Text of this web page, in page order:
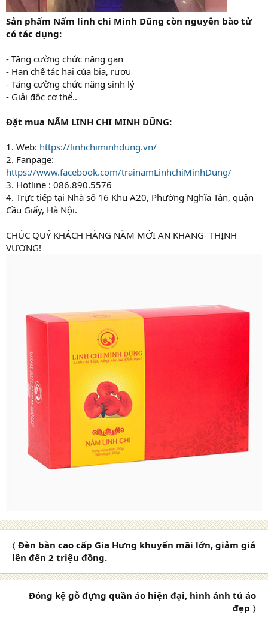
Sản phẩm Nấm linh chi Minh Dũng còn nguyên bào tử
có tác dụng:
- Tăng cường chức năng gan
- Hạn chế tác hại của bia, rượu
- Tăng cường chức năng sinh lý
- Giải độc cơ thể..
Đặt mua NẤM LINH CHI MINH DŨNG:
1. Web: https://linhchiminhdung.vn/
2. Fanpage:
https://www.facebook.com/trainamLinhchiMinhDung/
3. Hotline : 086.890.5576
4. Trực tiếp tại Nhà số 16 Khu A20, Phường Nghĩa Tân, quận
Cầu Giấy, Hà Nội.
CHÚC QUÝ KHÁCH HÀNG NĂM MỚI AN KHANG- THỊNH
VƯỢNG!
〈 Đèn bàn cao cấp Gia Hưng khuyến mãi lớn, giảm giá
lên đến 2 triệu đồng.
Đóng kệ gỗ đựng quần áo hiện đại, hình ảnh tủ áo
đẹp 〉